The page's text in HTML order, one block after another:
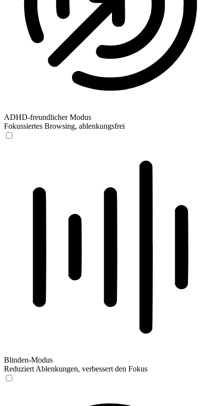
ADHD-freundlicher Modus
Fokussiertes Browsing, ablenkungsfrei
Blinden-Modus
Reduziert Ablenkungen, verbessert den Fokus